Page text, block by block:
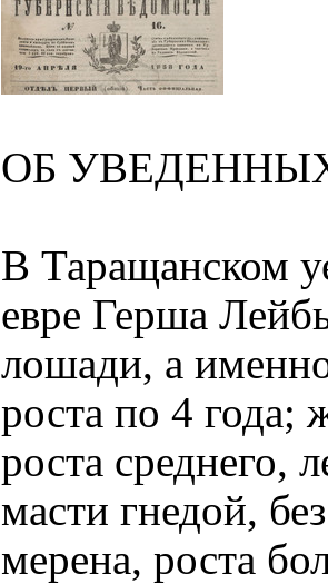
ОБ
В Таращанском
евре Герша
лошади, а
роста по 4 года;
роста среднего,
масти гнедой,
мерена, роста